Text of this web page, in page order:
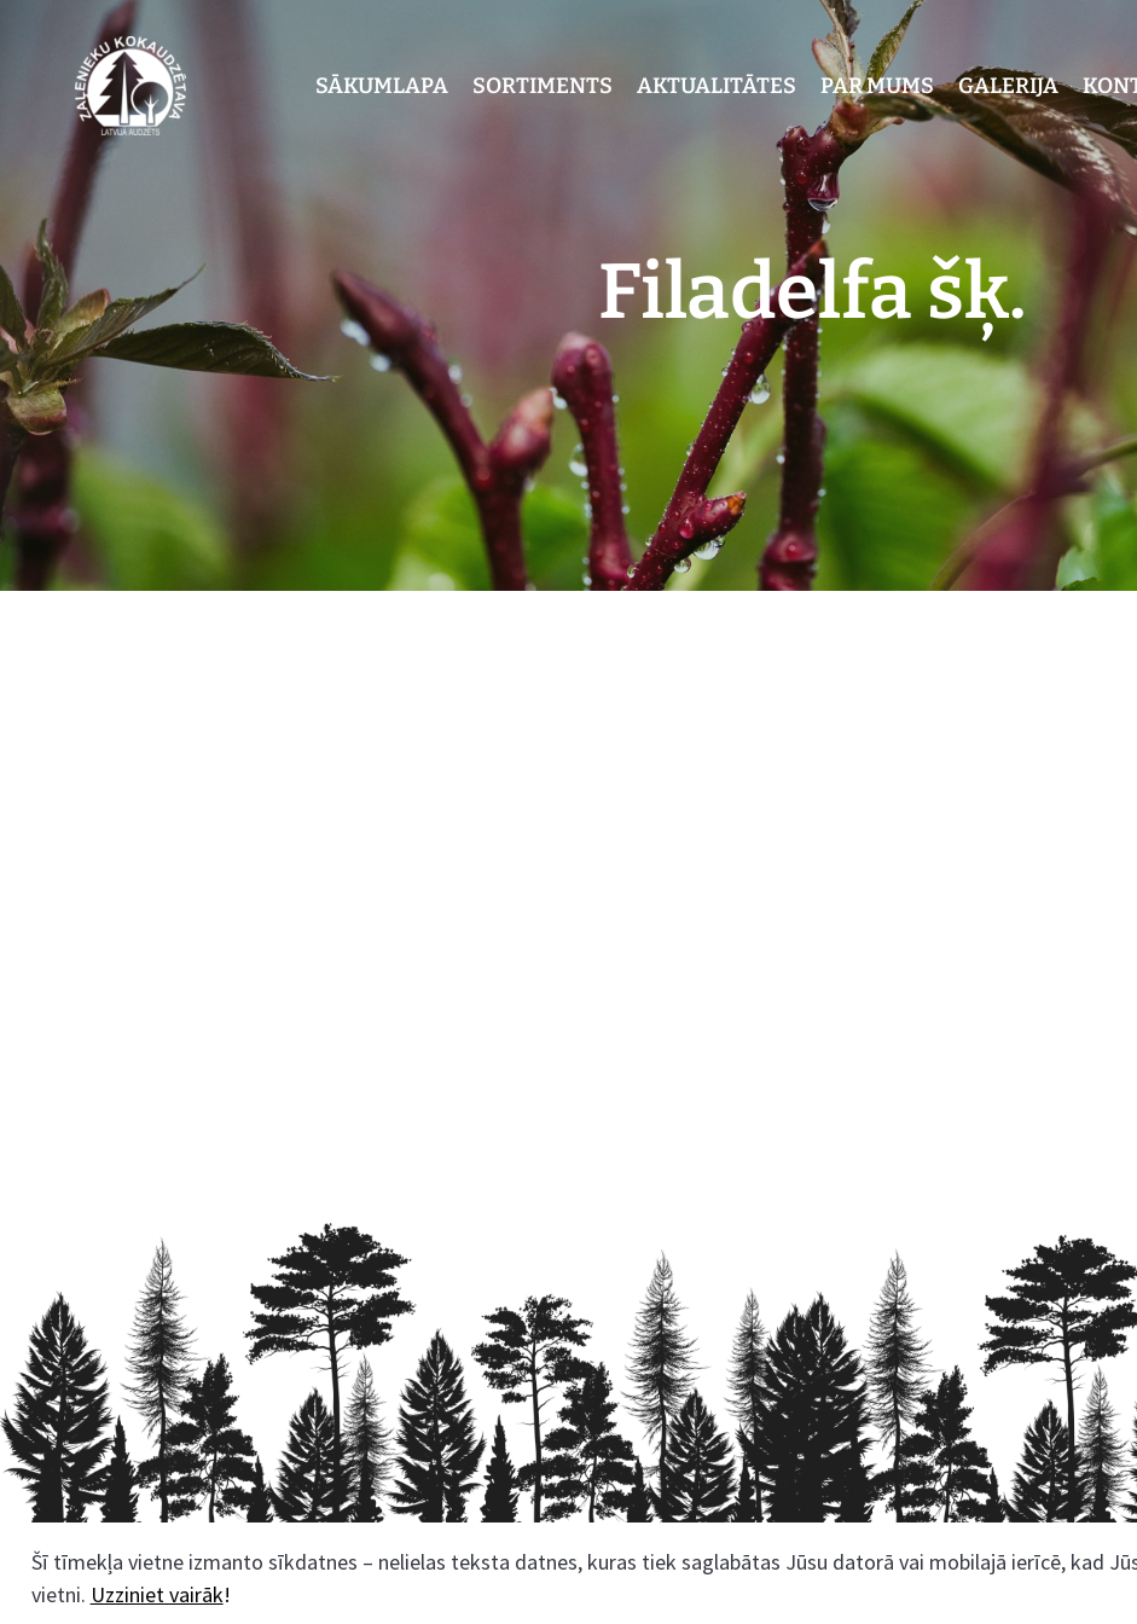
SĀKUMLAPA SORTIMENTS AKTUALITĀTES PAR MUMS GALERIJA
Filadelfa šķ.
Rekvizīti
Šī tīmekļa vietne izmanto sīkdatnes – nelielas teksta datnes, kuras tiek saglabātas Jūsu datorā vai mobilajā ierīcē, kad
vietni. Uzziniet vairāk!